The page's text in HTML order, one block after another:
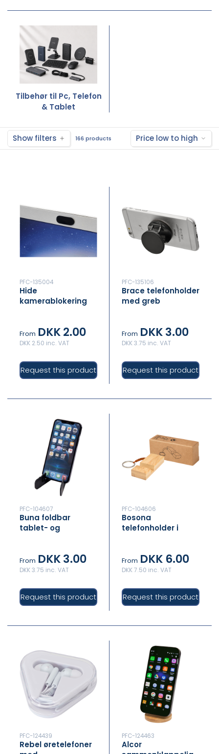
Tilbehør til Pc, Telefon
& Tablet
Show filters 166 products Price low to high
PFC-135004
Hide
kamerablokering
From DKK 2.00
DKK 2.50 inc. VAT
Request this product
PFC-135106
Brace telefonholder
med greb
From DKK 3.00
DKK 3.75 inc. VAT
Request this product
PFC-104607
Buna foldbar
tablet- og
From DKK 3.00
DKK 3.75 inc. VAT
Request this product
PFC-104606
Bosona
telefonholder i
From DKK 6.00
DKK 7.50 inc. VAT
Request this product
PFC-124439
Rebel øretelefoner
PFC-124463
Alcor